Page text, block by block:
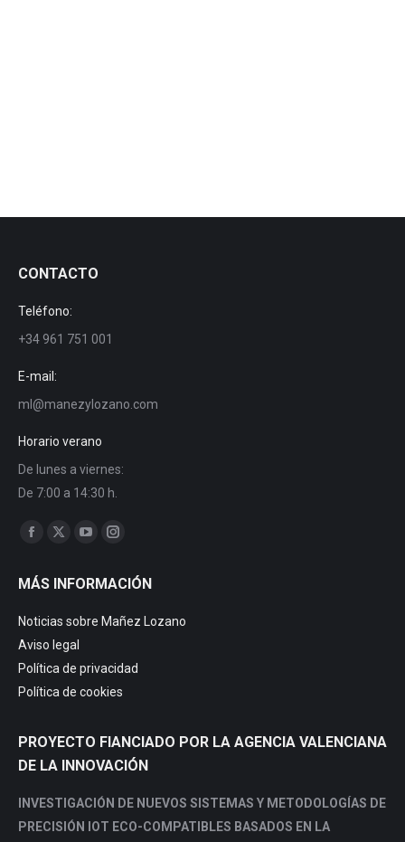
CONTACTO
Teléfono:
+34 961 751 001
E-mail:
ml@manezylozano.com
Horario verano
De lunes a viernes:
De 7:00 a 14:30 h.
Find us on:
opens
in
new
window
opens
new
window
YouTube
opens
window
Instagram
opens
in
window
MÁS INFORMACIÓN
Noticias sobre Mañez Lozano
Aviso legal
Política de privacidad
Política de cookies
PROYECTO FIANCIADO POR LA AGENCIA VALENCIANA
DE LA INNOVACIÓN
INVESTIGACIÓN DE NUEVOS SISTEMAS Y METODOLOGÍAS DE
PRECISIÓN IOT ECO-COMPATIBLES BASADOS EN LA